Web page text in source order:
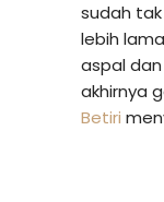
sudah
lebih
aspal
akhirnya
Betiri